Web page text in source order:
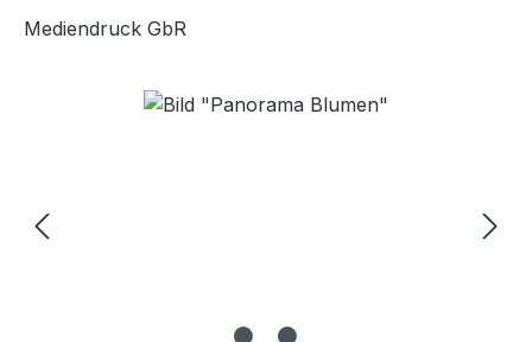
Mediendruck GbR
Bildergalerie überspringen